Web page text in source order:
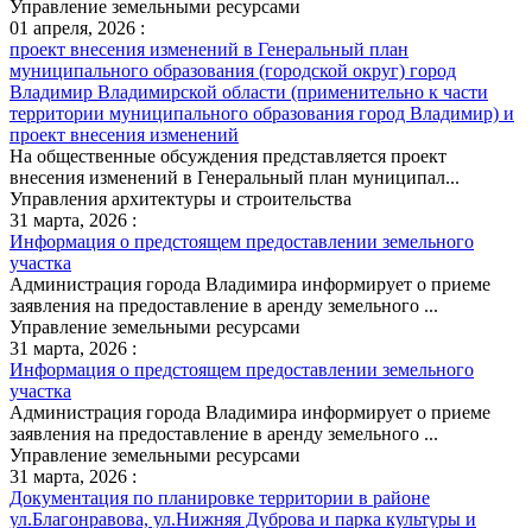
Управление земельными ресурсами
01 апреля, 2026 :
проект внесения изменений в Генеральный план
муниципального образования (городской округ) город
Владимир Владимирской области (применительно к части
территории муниципального образования город Владимир) и
проект внесения изменений
На общественные обсуждения представляется проект
внесения изменений в Генеральный план муниципал...
Управления архитектуры и строительства
31 марта, 2026 :
Информация о предстоящем предоставлении земельного
участка
Администрация города Владимира информирует о приеме
заявления на предоставление в аренду земельного ...
Управление земельными ресурсами
31 марта, 2026 :
Информация о предстоящем предоставлении земельного
участка
Администрация города Владимира информирует о приеме
заявления на предоставление в аренду земельного ...
Управление земельными ресурсами
31 марта, 2026 :
Документация по планировке территории в районе
ул.Благонравова, ул.Нижняя Дуброва и парка культуры и